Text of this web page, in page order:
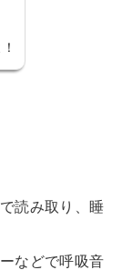
読み取り、睡
などで呼吸音